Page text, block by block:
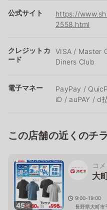
公式サイト
https://
2558.html
クレジットカ
ード
VISA / Master
Diners Club
電子マネー
PayPay /
iD / auPAY / d
この店舗の近くのチ
45枚
コ
大
9:00-19:00
長野県大町市